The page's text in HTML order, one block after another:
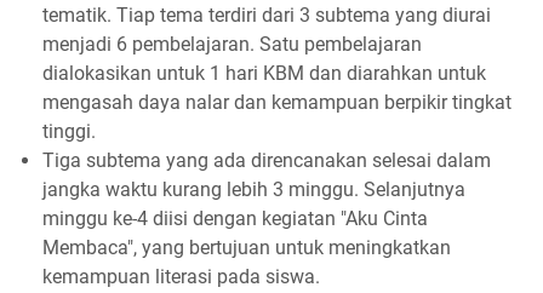
tematik. Tiap tema terdiri dari 3 subtema yang diurai
menjadi 6 pembelajaran. Satu pembelajaran
dialokasikan untuk 1 hari KBM dan diarahkan untuk
mengasah daya nalar dan kemampuan berpikir tingkat
tinggi.
Tiga subtema yang ada direncanakan selesai dalam
jangka waktu kurang lebih 3 minggu. Selanjutnya
minggu ke-4 diisi dengan kegiatan "Aku Cinta
Membaca", yang bertujuan untuk meningkatkan
kemampuan literasi pada siswa.